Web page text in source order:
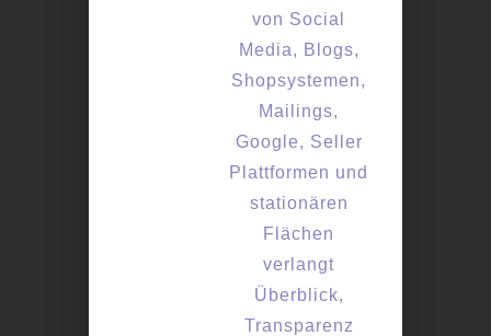
von Social
Media, Blogs,
Shopsystemen,
Mailings,
Google, Seller
Plattformen und
stationären
Flächen
verlangt
Überblick,
Transparenz